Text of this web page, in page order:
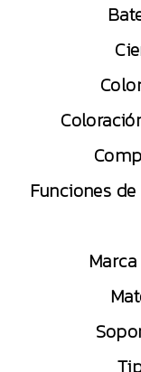
Funciones